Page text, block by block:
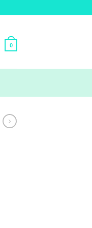
0